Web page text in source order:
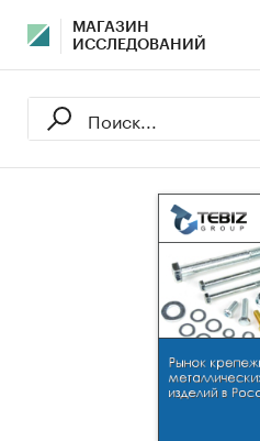
МАГАЗИН
ИССЛЕДОВАНИЙ